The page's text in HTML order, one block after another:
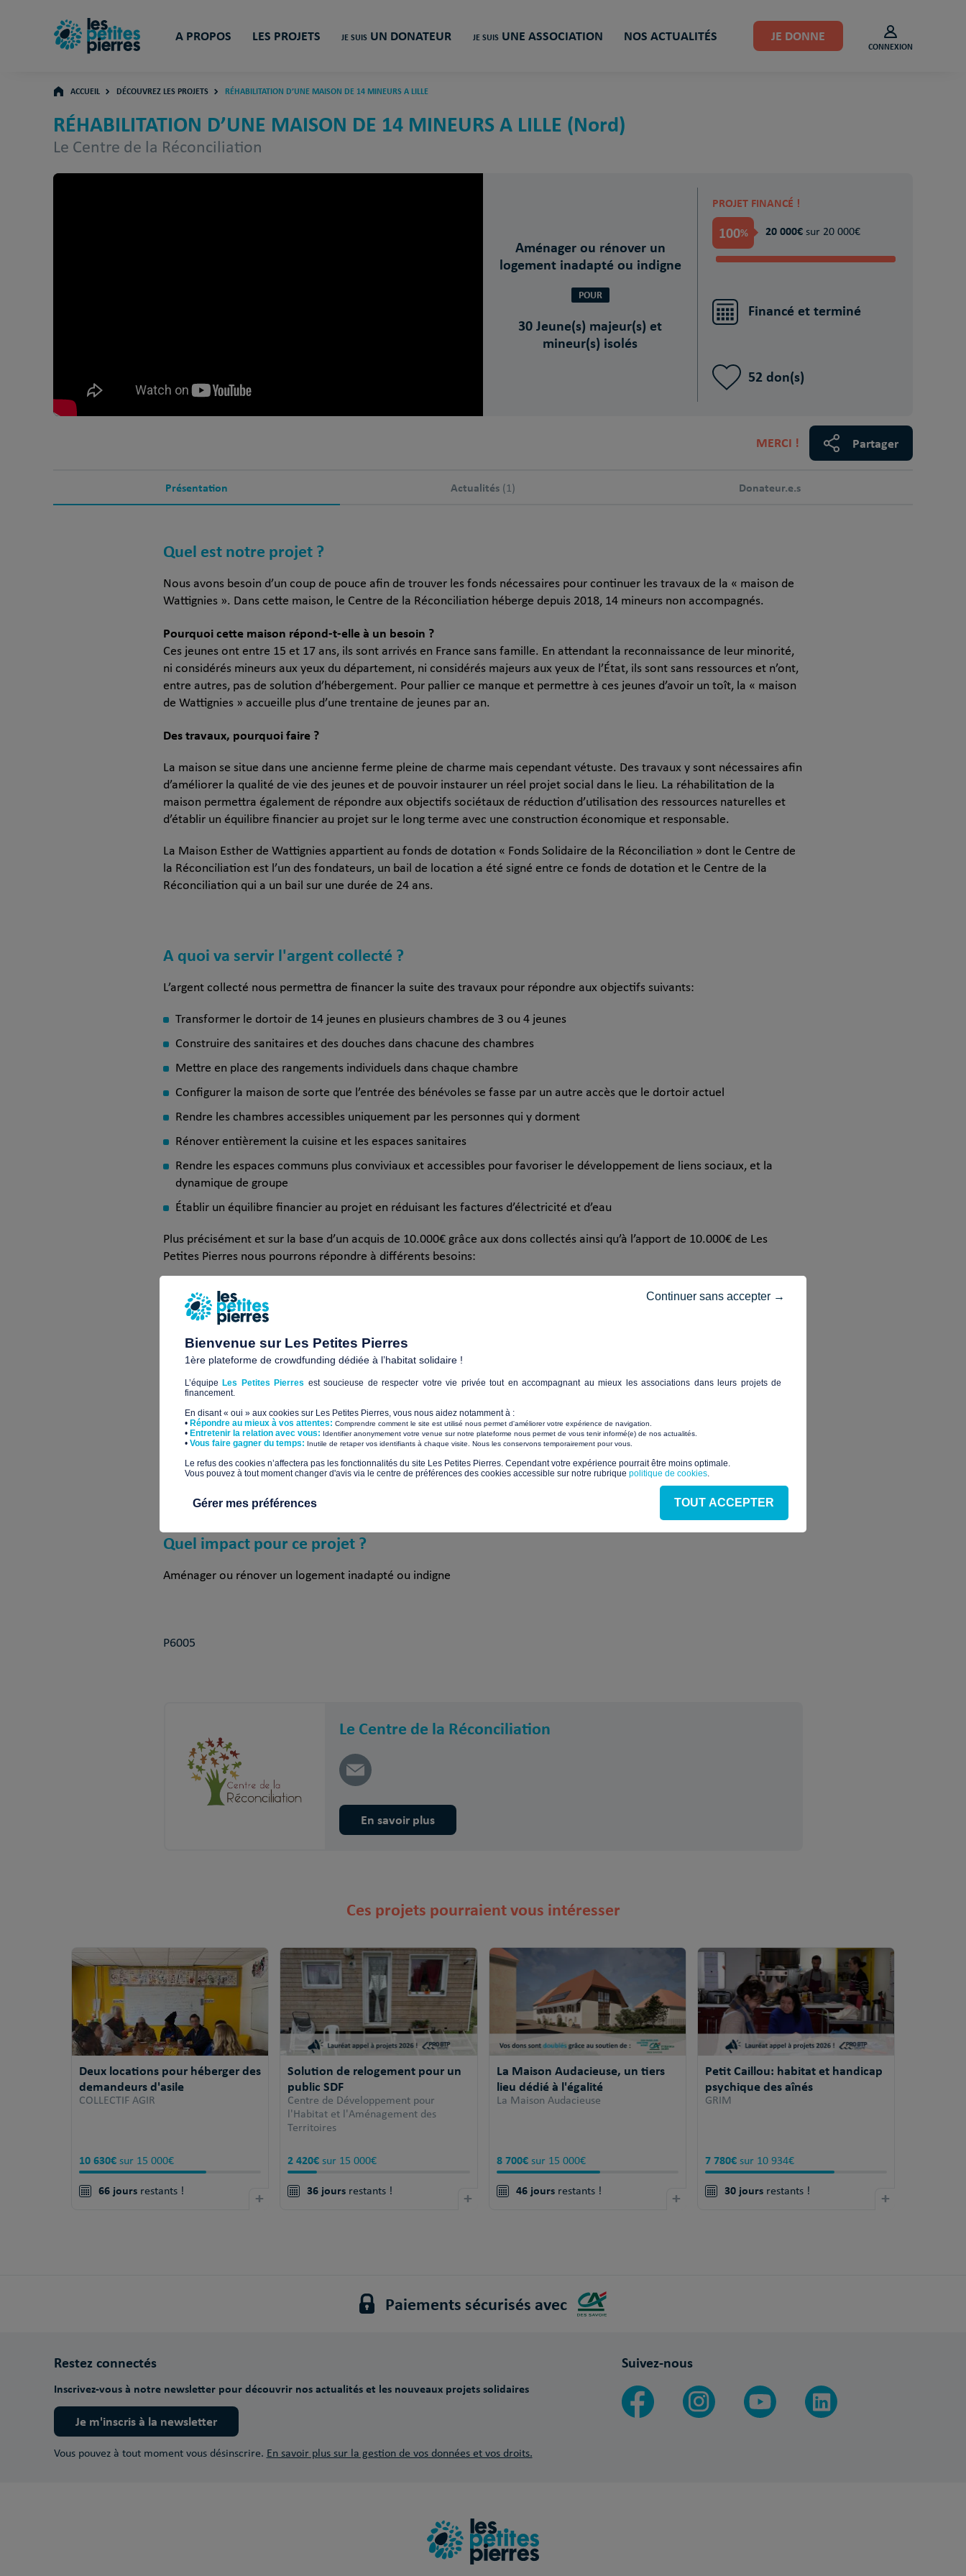
A PROPOS LES PROJETS JE SUIS UN DONATEUR JE SUIS UNE ASSOCIATION NOS ACTUALITÉS JE DONNE
CONNEXION
ACCUEIL DÉCOUVREZ LES PROJETS RÉHABILITATION D’UNE MAISON DE 14 MINEURS A LILLE
RÉHABILITATION D’UNE MAISON DE 14 MINEURS A LILLE (Nord)
Le Centre de la Réconciliation
Aménager ou rénover un
logement inadapté ou indigne
POUR
30 Jeune(s) majeur(s) et
mineur(s) isolés
PROJET FINANCÉ !
100% 20 000€ sur 20 000€
Financé et terminé
52 don(s)
MERCI ! Partager
Présentation Actualités (1) Donateur.e.s
Quel est notre projet ?
Nous avons besoin d’un coup de pouce afin de trouver les fonds nécessaires pour continuer les travaux de la « maison de
Wattignies ». Dans cette maison, le Centre de la Réconciliation héberge depuis 2018, 14 mineurs non accompagnés.
Pourquoi cette maison répond-t-elle à un besoin ?
Ces jeunes ont entre 15 et 17 ans, ils sont arrivés en France sans famille. En attendant la reconnaissance de leur minorité,
ni considérés mineurs aux yeux du département, ni considérés majeurs aux yeux de l’État, ils sont sans ressources et n’ont,
entre autres, pas de solution d’hébergement. Pour pallier ce manque et permettre à ces jeunes d’avoir un toît, la « maison
de Wattignies » accueille plus d’une trentaine de jeunes par an.
Des travaux, pourquoi faire ?
La maison se situe dans une ancienne ferme pleine de charme mais cependant vétuste. Des travaux y sont nécessaires afin
d’améliorer la qualité de vie des jeunes et de pouvoir instaurer un réel projet social dans le lieu. La réhabilitation de la
maison permettra également de répondre aux objectifs sociétaux de réduction d’utilisation des ressources naturelles et
d’établir un équilibre financier au projet sur le long terme avec une construction économique et responsable.
La Maison Esther de Wattignies appartient au fonds de dotation « Fonds Solidaire de la Réconciliation » dont le Centre de
la Réconciliation est l’un des fondateurs, un bail de location a été signé entre ce fonds de dotation et le Centre de la
Réconciliation qui a un bail sur une durée de 24 ans.
A quoi va servir l'argent collecté ?
L’argent collecté nous permettra de financer la suite des travaux pour répondre aux objectifs suivants:
Transformer le dortoir de 14 jeunes en plusieurs chambres de 3 ou 4 jeunes
Construire des sanitaires et des douches dans chacune des chambres
Mettre en place des rangements individuels dans chaque chambre
Configurer la maison de sorte que l’entrée des bénévoles se fasse par un autre accès que le dortoir actuel
Rendre les chambres accessibles uniquement par les personnes qui y dorment
Rénover entièrement la cuisine et les espaces sanitaires
Rendre les espaces communs plus conviviaux et accessibles pour favoriser le développement de liens sociaux, et la
dynamique de groupe
Établir un équilibre financier au projet en réduisant les factures d’électricité et d’eau
Plus précisément et sur la base d’un acquis de 10.000€ grâce aux dons collectés ainsi qu’à l’apport de 10.000€ de Les
Petites Pierres nous pourrons répondre à différents besoins:
La démolition des toilettes actuels ainsi qu’à la condamnation des évacuations présentes
L’isolation et la pause des cloisons pour toute la partie RDV (futures chambres)
Pour un total de 4298 €, voir devis BAT’S La mise en place des douches, WC, lavabo, et des raccords, alimentations en lien
au RDC La mise en place des douches, WC, lavabo, et des raccords, alimentations en lien à l’étage
Pour un total de 7289,70 €, voir le devis CREPIN L’achat des revêtements de sols RDC et étage La pose du vinyle
Pour un total de 7464,84€, voir devis St Maclou Effectuer les travaux d’électricité du RDC Effectuer les travaux d’électricité
de l’étage
Pour un total de 8620,70€, voir devis IGElec
Quel impact pour ce projet ?
Aménager ou rénover un logement inadapté ou indigne
P6005
Le Centre de la Réconciliation
En savoir plus
Ces projets pourraient vous intéresser
Deux locations pour héberger des
demandeurs d'asile
COLLECTIF AGIR
10 630€ sur 15 000€
66 jours restants ! +
Solution de relogement pour un
public SDF
Centre de Développement pour
l'Habitat et l'Aménagement des
Territoires
2 420€ sur 15 000€
36 jours restants ! +
La Maison Audacieuse, un tiers
lieu dédié à l'égalité
La Maison Audacieuse
8 700€sur 15 000€
46 joursrestants ! +
Petit Caillou: habitat et handicap
psychique des aînés
GRIM
7 780€sur 10 934€
30 joursrestants ! +
Paiements sécurisés avec
Restez connectés
Inscrivez-vous à notre newsletter pour découvrir nos actualités et les nouveaux projets solidaires
Je m'inscris à la newsletter
Vous pouvez à tout moment vous désinscrire. En savoir plus sur la gestion de vos données et vos droits.
Suivez-nous
Bienvenue sur Les Petites Pierres
1ère plateforme de crowdfunding dédiée à l’habitat solidaire !
L’équipe Les Petites Pierres est soucieuse de respecter votre vie privée tout en accompagnant au mieux les associations dans leurs projets de
financement.
En disant « oui » aux cookies sur Les Petites Pierres, vous nous aidez notamment à :
• Répondre au mieux à vos attentes: Comprendre comment le site est utilisé nous permet d'améliorer votre expérience de navigation.
• Entretenir la relation avec vous: Identifier anonymement votre venue sur notre plateforme nous permet de vous tenir informé(e) de nos actualités.
​• Vous faire gagner du temps: Inutile de retaper vos identifiants à chaque visite. Nous les conservons temporairement pour vous.
​Le refus des cookies n’affectera pas les fonctionnalités du site Les Petites Pierres. Cependant votre expérience pourrait être moins optimale.​
Vous pouvez à tout moment changer d'avis via le centre de préférences des cookies accessible sur notre rubrique politique de cookies.
Continuer sans accepter →
TOUT ACCEPTER
Gérer mes préférences